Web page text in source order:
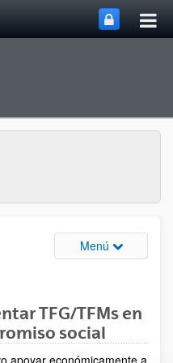
Menú Abrir/
TFG/TFMs en
social
apoyar económicamente a